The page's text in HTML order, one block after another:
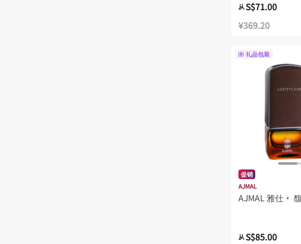
从S$71.00
¥369.20
礼品包装
促销
AJMAL
AJMAL 雅仕·
从S$85.00